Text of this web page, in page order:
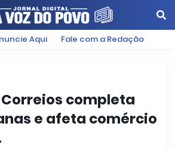
Aqui Fale com a Redação
completa
e afeta comércio